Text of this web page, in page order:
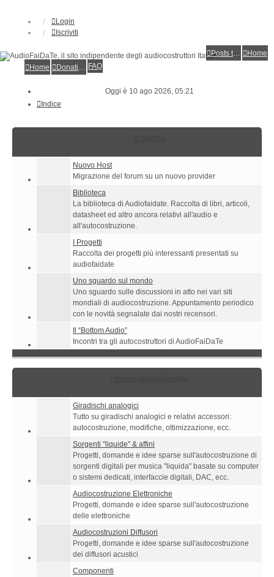
Login
Iscriviti
Posts toplist
Home
Home
Donations FAQ
Oggi è 10 ago 2026, 05:21
Indice
Nuovo Host
Migrazione del forum su un nuovo provider
Biblioteca
La biblioteca di Audiofaidate. Raccolta di libri, articoli,
datasheet ed altro ancora relativi all'audio e
all'autocostruzione.
I Progetti
Raccolta dei progetti più interessanti presentati su
audiofaidate
Uno sguardo sul mondo
Uno sguardo sulle discussioni in atto nei vari siti
mondiali di audiocostruzione. Appuntamento periodico
con le novità segnalate dai nostri recensori.
Il “Bottom Audio”
Incontri tra gli autocostruttori di AudioFaiDaTe
Giradischi analogici
Tutto su giradischi analogici e relativi accessori:
autocostruzione, modifiche, ottimizzazione, ecc.
Sorgenti "liquide" & affini
Progetti, domande e idee sparse sull'autocostruzione di
sorgenti digitali per musica "liquida" basate su computer
o sistemi dedicati, interfaccie digitali, DAC, ecc.
Audiocostruzione Elettroniche
Progetti, domande e idee sparse sull'autocostruzione
delle elettroniche
Audiocostruzioni Diffusori
Progetti, domande e idee sparse sull'autocostruzione
dei diffusori acustici
Componenti